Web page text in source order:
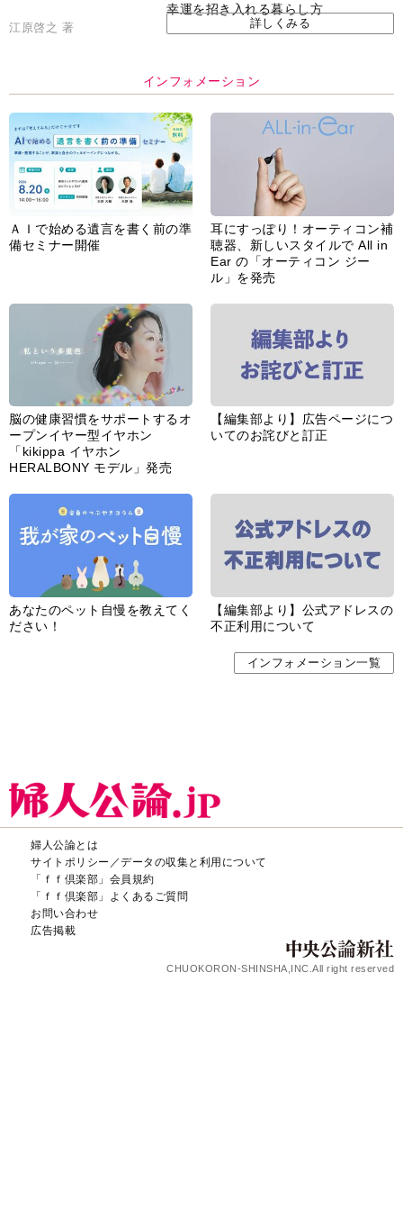
幸運を招き入れる暮らし方
江原啓之 著 詳しくみる
インフォメーション
ＡＩで始める遺言を書く前の準
備セミナー開催
耳にすっぽり！オーティコン補
聴器、新しいスタイルで All in
Ear の「オーティコン ジー
ル」を発売
脳の健康習慣をサポートするオ
ープンイヤー型イヤホン
「kikippa イヤホン
HERALBONY モデル」発売
【編集部より】広告ページにつ
いてのお詫びと訂正
あなたのペット自慢を教えてく
ださい！
【編集部より】公式アドレスの
不正利用について
インフォメーション一覧
婦人公論とは
サイトポリシー／データの収集と利用について
「ｆｆ倶楽部」会員規約
「ｆｆ倶楽部」よくあるご質問
お問い合わせ
広告掲載
CHUOKORON-SHINSHA,INC.All right reserved